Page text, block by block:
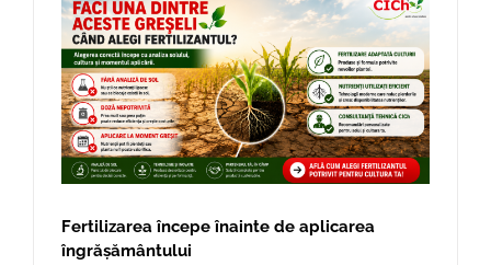
Fertilizarea începe înainte de aplicarea
îngrășământului